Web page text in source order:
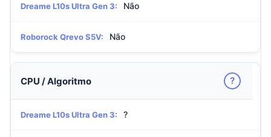
Dreame L10s Ultra Gen 3: Não
Roborock Qrevo S5V: Não
CPU / Algoritmo ?
Dreame L10s Ultra Gen 3: ?